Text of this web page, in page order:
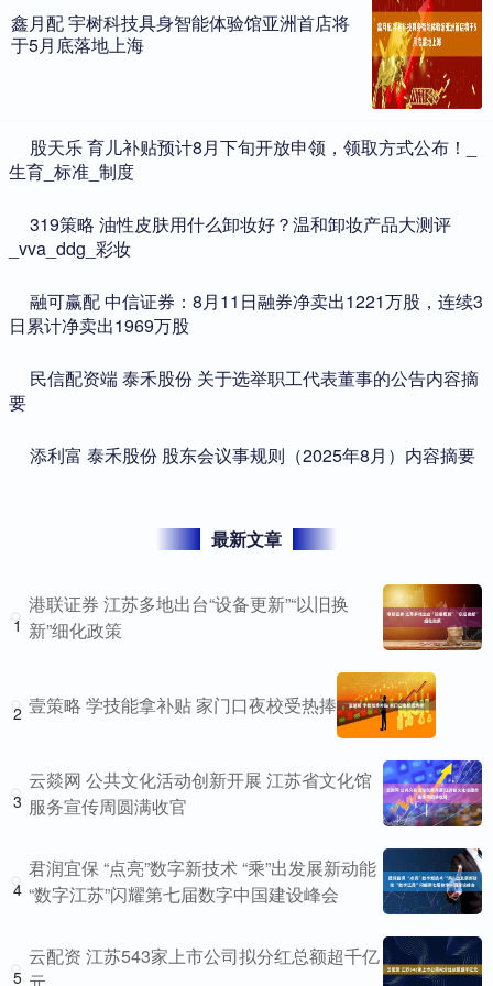
鑫月配 宇树科技具身智能体验馆亚洲首店将
于5月底落地上海
​股天乐 育儿补贴预计8月下旬开放申领，领取方式公布！_
生育_标准_制度
​319策略 油性皮肤用什么卸妆好？温和卸妆产品大测评
_vva_ddg_彩妆
​融可赢配 中信证券：8月11日融券净卖出1221万股，连续3
日累计净卖出1969万股
​民信配资端 泰禾股份 关于选举职工代表董事的公告内容摘
要
​添利富 泰禾股份 股东会议事规则（2025年8月）内容摘要
最新文章
1
港联证券 江苏多地出台“设备更新”“以旧换
新”细化政策
2 壹策略 学技能拿补贴 家门口夜校受热捧
3
云燚网 公共文化活动创新开展 江苏省文化馆
服务宣传周圆满收官
4
君润宜保 “点亮”数字新技术 “乘”出发展新动能
“数字江苏”闪耀第七届数字中国建设峰会
5
云配资 江苏543家上市公司拟分红总额超千亿